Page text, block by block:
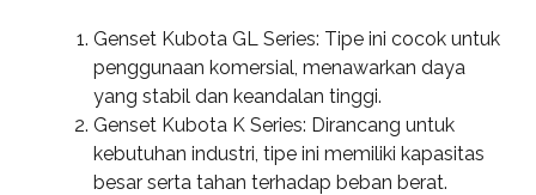
Genset Kubota GL Series: Tipe ini cocok untuk
penggunaan komersial, menawarkan daya
yang stabil dan keandalan tinggi.
Genset Kubota K Series: Dirancang untuk
kebutuhan industri, tipe ini memiliki kapasitas
besar serta tahan terhadap beban berat.